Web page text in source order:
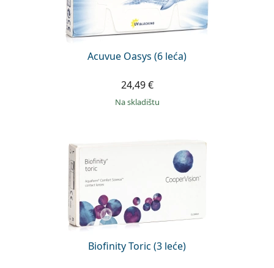
Acuvue Oasys (6 leća)
24,49 €
na skladištu
Biofinity Toric (3 leće)